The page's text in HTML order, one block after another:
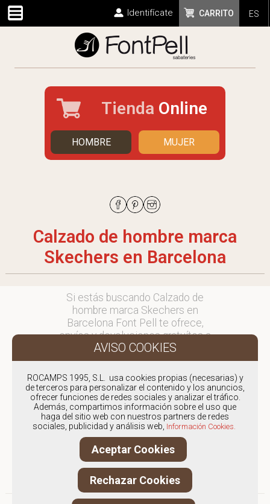
ES
CARRITO
Identifícate
Tienda Online
HOMBRE MUJER
Calzado de hombre marca
Skechers en Barcelona
Si estás buscando Calzado de
hombre marca Skechers en
Barcelona Font Pell te ofrece,
envíos y devoluciones gratuítos a
Península y Baleares, para otros
destinos consultar
en comercial@fontpell.com.
Los envíos a Barcelona gestionados
entre semana se entregarán en
menos de 48 horas; los pedidos
realizados en fin de semana, el
producto se enviará a partir del
lunes.
ROCAMPS 1995, S.L. usa cookies propias (necesarias) y
de terceros para personalizar el contenido y los anuncios,
ofrecer funciones de redes sociales y analizar el tráfico.
Además, compartimos información sobre el uso que
haga del sitio web con nuestros partners de redes
sociales, publicidad y análisis web, Información Cookies.
Aceptar Cookies
Rechazar Cookies